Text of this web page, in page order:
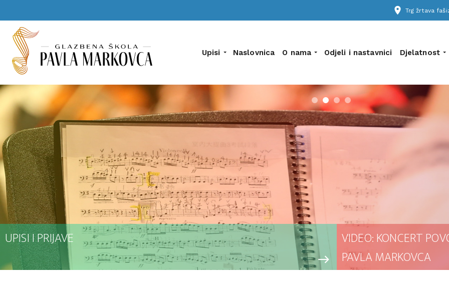
place Trg žrtava
Upisi Naslovnica O nama Odjeli i nastavnici Djelatnost
UPISI I PRIJAVE
east
VIDEO: KONCERT
PAVLA MARKOVCA